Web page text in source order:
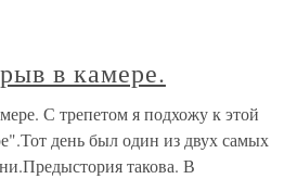
в камере.
С трепетом я подхожу к этой
день был один из двух самых
такова. В